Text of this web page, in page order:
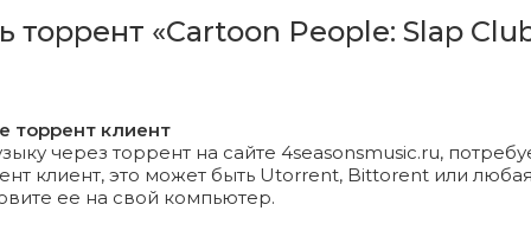
- Finesse (Ice Remix).mp3 (10.23 Mb)
- Crash (Torr Remix).mp3 (11.06 Mb)
торрент «Cartoon People: Slap
торрент клиент
через торрент на сайте 4seasonsmusic.ru,
клиент, это может быть Utorrent, Bittorent или
ее на свой компьютер.